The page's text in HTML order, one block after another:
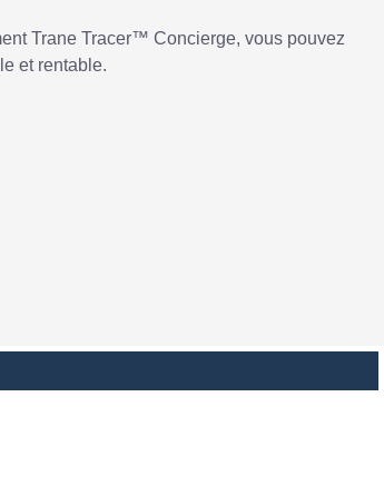
Trane Tracer™ Concierge, vous pouvez
et rentable.